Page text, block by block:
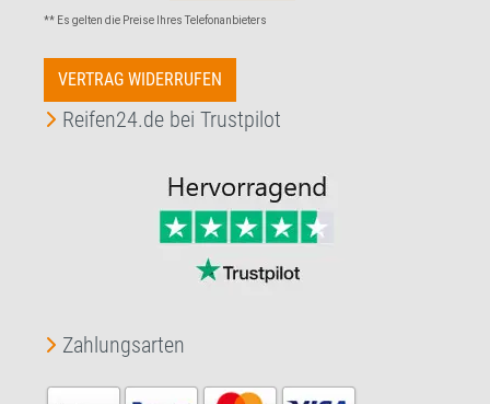
** Es gelten die Preise Ihres Telefonanbieters
VERTRAG WIDERRUFEN
Reifen24.de bei Trustpilot
Zahlungsarten